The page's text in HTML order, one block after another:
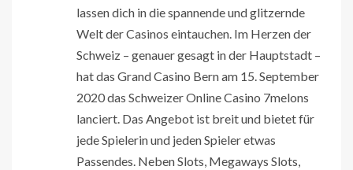
lassen dich in die spannende und glitzernde
Welt der Casinos eintauchen. Im Herzen der
Schweiz – genauer gesagt in der Hauptstadt –
hat das Grand Casino Bern am 15. September
2020 das Schweizer Online Casino 7melons
lanciert. Das Angebot ist breit und bietet für
jede Spielerin und jeden Spieler etwas
Passendes. Neben Slots, Megaways Slots,